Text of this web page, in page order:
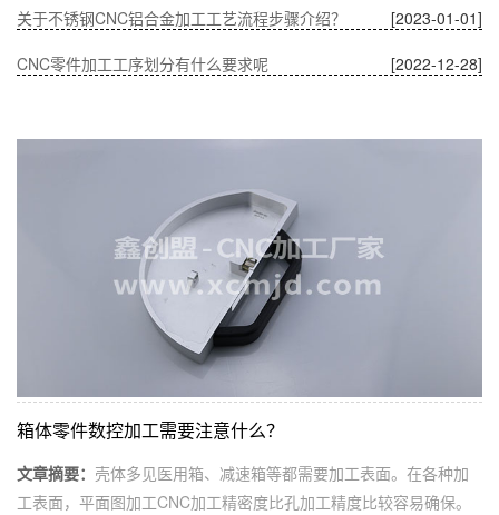
[2023-01-01]
关于不锈钢CNC铝合金加工工艺流程步骤介绍？
[2022-12-28]
CNC零件加工工序划分有什么要求呢
箱体零件数控加工需要注意什么？
文章摘要： 壳体多见医用箱、减速箱等都需要加工表面。在各种加
工表面，平面图加工CNC加工精密度比孔加工精度比较容易确保。